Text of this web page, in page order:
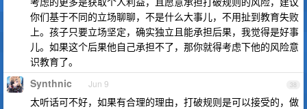
你们基于不同的立场聊聊，不是什么大事儿，不用扯到教育失败
上。孩子只要立场坚定，确实独立且能承担后果，我觉得是好事
儿。如果这个后果他自己承担不了，那你就得考虑下他的风险意
识教育了。
38
Synthnic Jun 9
太听话可不好，如果有合理的理由，打破规则是可以接受的，做